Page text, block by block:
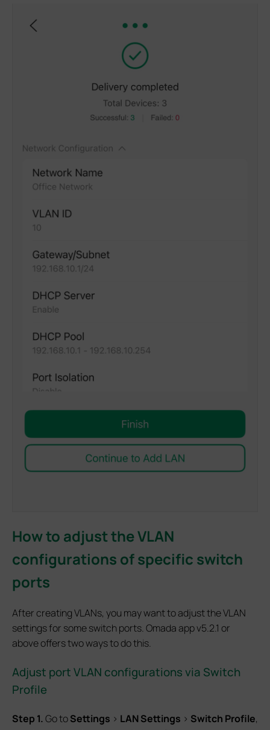
How to adjust the VLAN
configurations of specific switch
ports
After creating VLANs, you may want to adjust the VLAN
settings for some switch ports. Omada app v5.2.1 or
above offers two ways to do this.
Adjust port VLAN configurations via Switch
Profile
Step 1.Go toSettings > LAN Settings > Switch Profile,